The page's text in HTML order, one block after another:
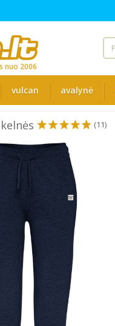
nuo 2006
vulcan avalynė
(11)